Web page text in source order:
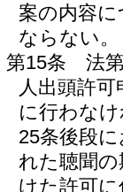
案の内容
ならない。
第15条
法
人出頭許可
に行わな
25条後段
れた聴聞
けた許可